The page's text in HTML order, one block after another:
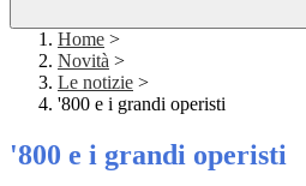
Home >
Novità >
Le notizie >
'800 e i grandi operisti
'800 e i grandi operisti